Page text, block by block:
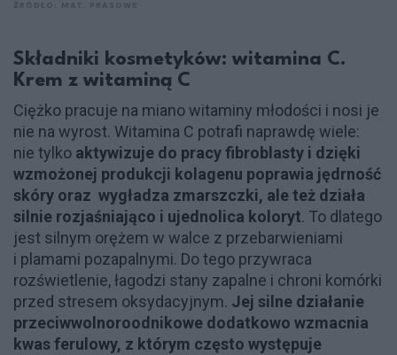
Składniki kosmetyków: witamina C.
Krem z witaminą C
Ciężko pracuje na miano witaminy młodości i nosi je
nie na wyrost. Witamina C potrafi naprawdę wiele:
nie tylko aktywizuje do pracy fibroblasty i dzięki
wzmożonej produkcji kolagenu poprawia jędrność
skóry oraz wygładza zmarszczki, ale też działa
silnie rozjaśniająco i ujednolica koloryt. To dlatego
jest silnym orężem w walce z przebarwieniami
i plamami pozapalnymi. Do tego przywraca
rozświetlenie, łagodzi stany zapalne i chroni komórki
przed stresem oksydacyjnym. Jej silne działanie
przeciwwolnoroodnikowe dodatkowo wzmacnia
kwas ferulowy, z którym często występuje